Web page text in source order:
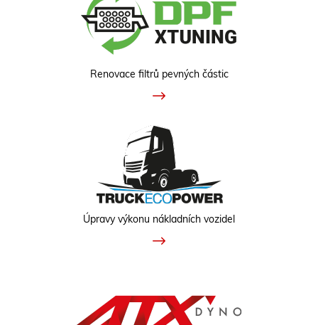
Renovace filtrů pevných částic
Úpravy výkonu nákladních vozidel